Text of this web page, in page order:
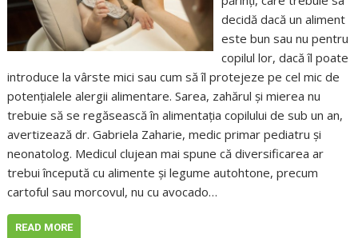
decidă dacă un aliment
este bun sau nu pentru
copilul lor, dacă îl poate
introduce la vârste mici sau cum să îl protejeze pe cel mic de
potențialele alergii alimentare. Sarea, zahărul și mierea nu
trebuie să se regăsească în alimentația copilului de sub un an,
avertizează dr. Gabriela Zaharie, medic primar pediatru și
neonatolog. Medicul clujean mai spune că diversificarea ar
trebui începută cu alimente și legume autohtone, precum
cartoful sau morcovul, nu cu avocado…
READ MORE